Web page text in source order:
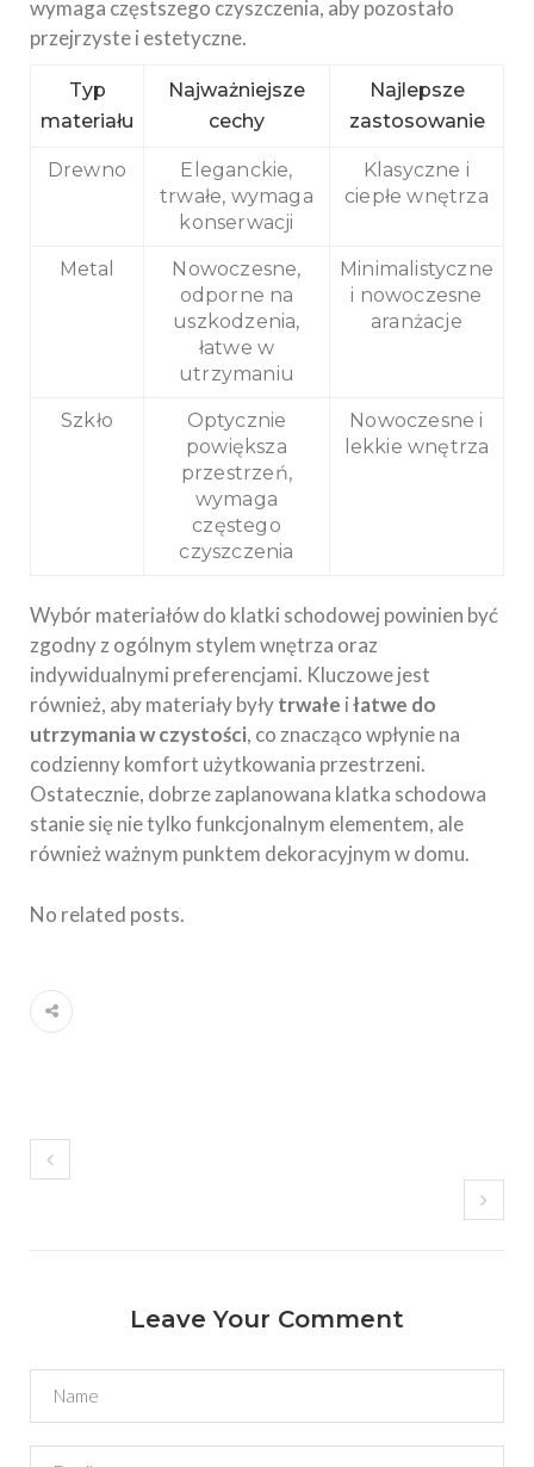
wymaga częstszego czyszczenia, aby pozostało
przejrzyste i estetyczne.
Typ
materiału
Najważniejsze
cechy
Najlepsze
zastosowanie
Drewno
Eleganckie,
trwałe, wymaga
konserwacji
Klasyczne i
ciepłe wnętrza
Metal
Nowoczesne,
odporne na
uszkodzenia,
łatwe w
utrzymaniu
Minimalistyczne
i nowoczesne
aranżacje
Szkło
Optycznie
powiększa
przestrzeń,
wymaga
częstego
czyszczenia
Nowoczesne i
lekkie wnętrza
Wybór materiałów do klatki schodowej powinien być
zgodny z ogólnym stylem wnętrza oraz
indywidualnymi preferencjami. Kluczowe jest
również, aby materiały byłytrwałe iłatwe do
utrzymania w czystości, co znacząco wpłynie na
codzienny komfort użytkowania przestrzeni.
Ostatecznie, dobrze zaplanowana klatka schodowa
stanie się nie tylko funkcjonalnym elementem, ale
również ważnym punktem dekoracyjnym w domu.
No related posts.
Leave Your Comment